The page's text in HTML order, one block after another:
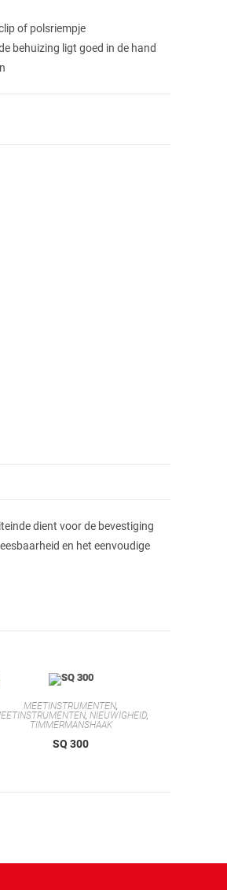
of polsriempje
behuizing ligt goed in de hand
dient voor de bevestiging
en het eenvoudige
MEETINSTRUMENTEN,
,NIEUWIGHEID,
TIMMERMANSHAAK
SQ 300